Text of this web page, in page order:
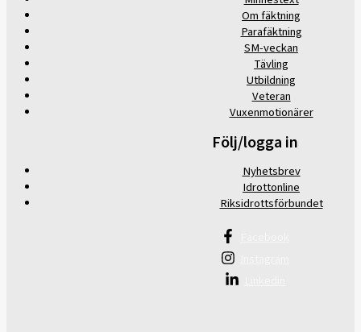
Om fäktning
Parafäktning
SM-veckan
Tävling
Utbildning
Veteran
Vuxenmotionärer
Följ/logga in
Nyhetsbrev
Idrottonline
Riksidrottsförbundet